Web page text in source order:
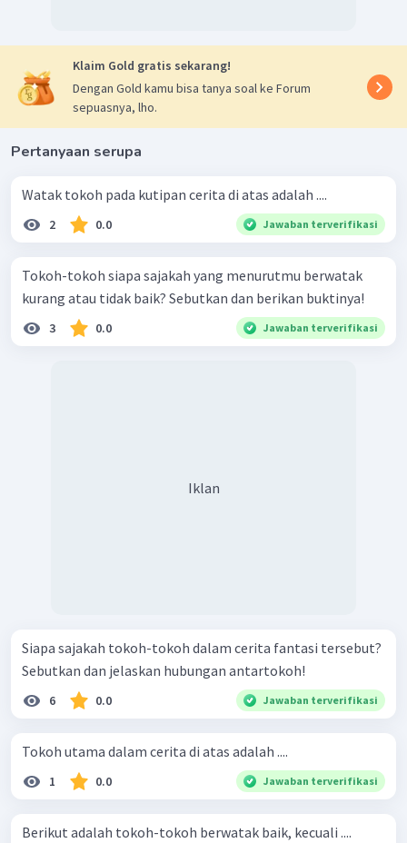
Klaim Gold gratis sekarang!
Dengan Gold kamu bisa tanya soal ke Forum
sepuasnya, lho.
Pertanyaan serupa
Watak tokoh pada kutipan cerita di atas adalah ....
2 0.0 Jawaban terverifikasi
Tokoh-tokoh siapa sajakah yang menurutmu berwatak
kurang atau tidak baik? Sebutkan dan berikan buktinya!
3 0.0 Jawaban terverifikasi
Iklan
Siapa sajakah tokoh-tokoh dalam cerita fantasi tersebut?
Sebutkan dan jelaskan hubungan antartokoh!
6 0.0 Jawaban terverifikasi
Tokoh utama dalam cerita di atas adalah ....
1 0.0 Jawaban terverifikasi
Berikut adalah tokoh-tokoh berwatak baik, kecuali ....